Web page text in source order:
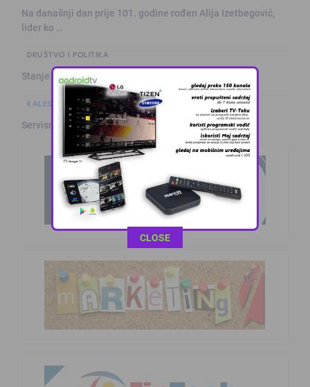
Na današnji dan prije 101. godine rođen Alija Izetbegović,
lider ko …
DRUŠTVO I POLITIKA
Stanje na putevima
KALESIJSKE TEME
Servisne informacije iz Kalesije (8.8.2026.)
This popup will close in:
CLOSE